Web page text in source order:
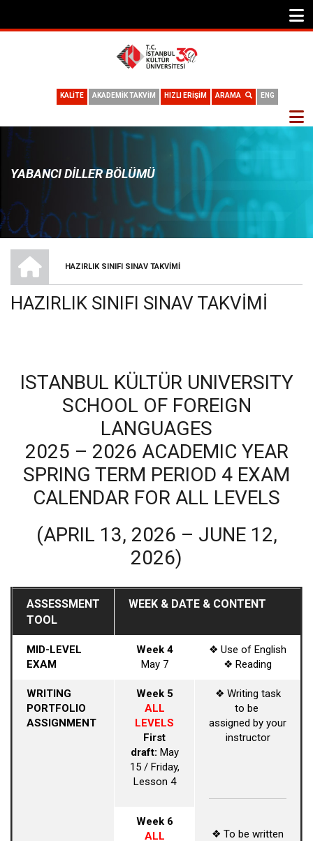
ENG
ARAMA
HIZLI ERİŞİM
AKADEMİK TAKVİM
KALİTE
YABANCI DILLER BÖLÜMÜ
SAYFA
YOLU
HAZIRLIK SINIFI SINAV TAKVIMI
HAZIRLIK SINIFI SINAV TAKVIMI
ISTANBUL KÜLTÜR UNIVERSITY
SCHOOL OF FOREIGN
LANGUAGES
2025 – 2026 ACADEMIC YEAR
SPRING TERM PERIOD 4 EXAM
CALENDAR FOR ALL LEVELS
(APRIL 13, 2026 – JUNE 12,
2026)
ASSESSMENT
TOOL
WEEK & DATE & CONTENT
MID-LEVEL
EXAM
Week 4
May 7
❖ Use of English
❖ Reading
WRITING
PORTFOLIO
ASSIGNMENT
Week 5
ALL
LEVELS
First
draft: May
15 / Friday,
Lesson 4
❖ Writing task
to be
assigned by your
instructor
❖ To be written
Week 6
ALL